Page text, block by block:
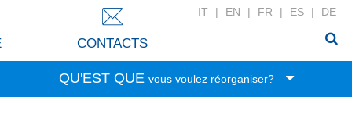
IT | EN | FR | ES | DE
CONTACTS
QU'EST QUE vous voulez réorganiser?